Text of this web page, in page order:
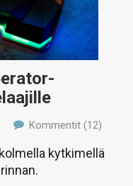
Kommentit (12)
kytkimellä